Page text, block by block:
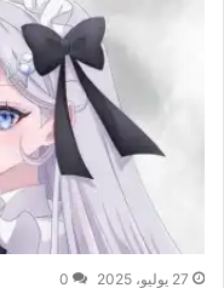
27 يوليو، 2025 0